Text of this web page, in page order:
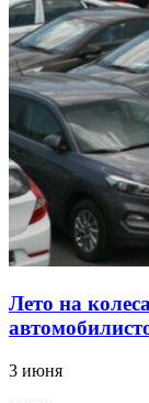
Лето на
3 июня